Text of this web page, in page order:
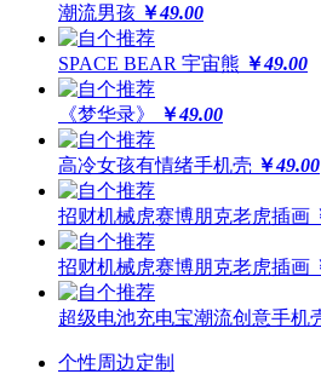
潮流男孩 ￥49.00
SPACE BEAR 宇宙熊 ￥49.00
《梦华录》 ￥49.00
高冷女孩有情绪手机壳 ￥49.00
招财机械虎赛博朋克老虎插画
招财机械虎赛博朋克老虎插画
超级电池充电宝潮流创意手机
个性周边定制